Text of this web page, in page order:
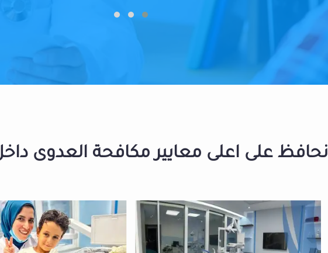
نحافظ على اعلى معايير مكافحة العدوى